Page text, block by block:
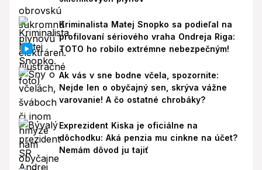
Kriminalista Matej Snopko sa podieľal na
profilovaní sériového vraha Ondreja Riga:
TOTO ho robilo extrémne nebezpečným!
Ak vás v sne bodne včela, spozornite:
Nejde len o obyčajný sen, skrýva vážne
varovanie! A čo ostatné chrobáky?
Exprezident Kiska je oficiálne na
dôchodku: Aká penzia mu cinkne na účet?
Nemám dôvod ju tajiť